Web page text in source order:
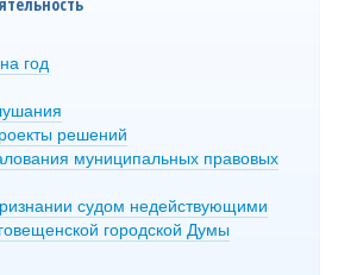
год
решений
муниципальных правовых
судом недействующими
городской Думы